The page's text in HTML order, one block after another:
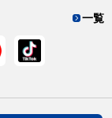
一覧